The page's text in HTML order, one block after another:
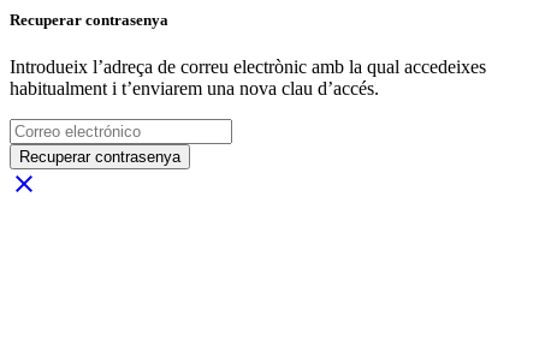
Recuperar contrasenya
Introdueix l’adreça de correu electrònic amb la qual accedeixes
habitualment i t’enviarem una nova clau d’accés.
Recuperar contrasenya
close